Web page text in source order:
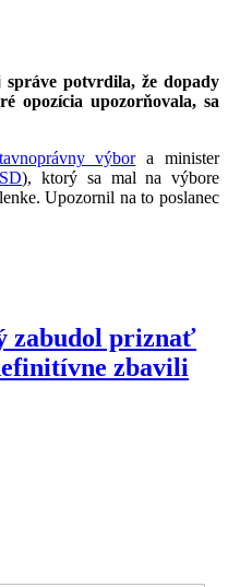
potvrdila, že dopady
opozícia upozorňovala, sa
výbora minister
), ktorý sa mal na výbore
Upozornil na to poslanec
zabudol priznať
zbavili